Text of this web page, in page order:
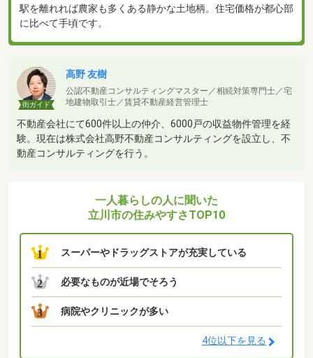
駅を離れれば農家も多くある静かな土地柄。住宅価格が都心部
に比べて手頃です。
街ガイド
高野 友樹
公認不動産コンサルティングマスター／相続対策専門士／宅
地建物取引士／賃貸不動産経営管理士
不動産会社にて600件以上の仲介、6000戸の収益物件管理を経
験。現在は株式会社高野不動産コンサルティングを設立し、不
動産コンサルティングを行う。
一人暮らしの人に聞いた
立川市の住みやすさTOP10
1 スーパーやドラッグストアが充実している
2 必要なものが近場でそろう
3 病院やクリニックが多い
4位以下を見る